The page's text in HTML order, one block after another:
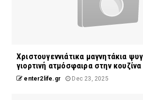
Χριστουγεννιάτικα μαγνητάκια
γιορτινή ατμόσφαιρα στην κουζίνα
enter2life.gr Dec 23, 2025